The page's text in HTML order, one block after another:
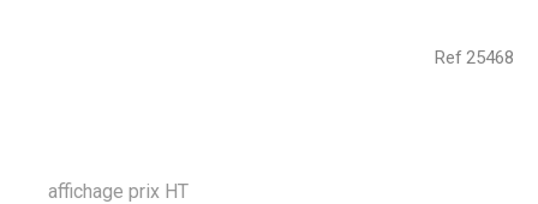
Ref25468
affichage prix HT